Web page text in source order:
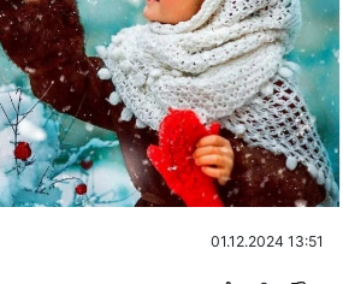
01.12.2024 13:51